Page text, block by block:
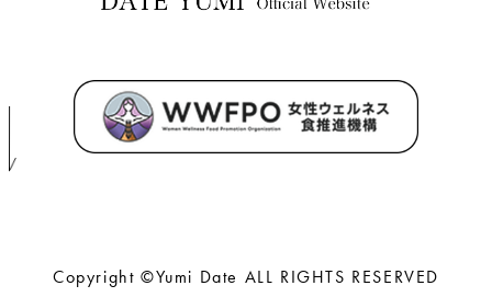
Copyright ©Yumi Date ALL RIGHTS RESERVED